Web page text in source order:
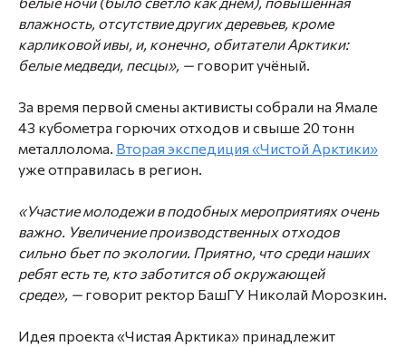
влажность, отсутствие других деревьев, кроме
карликовой ивы, и, конечно, обитатели Арктики:
белые медведи, песцы», — говорит учёный.
За время первой смены активисты собрали на Ямале
43 кубометра горючих отходов и свыше 20 тонн
металлолома. Вторая экспедиция «Чистой Арктики»
уже отправилась в регион.
«Участие молодежи в подобных мероприятиях очень
важно. Увеличение производственных отходов
сильно бьет по экологии. Приятно, что среди наших
ребят есть те, кто заботится об окружающей
среде», — говорит ректор БашГУ Николай Морозкин.
Идея проекта «Чистая Арктика» принадлежит